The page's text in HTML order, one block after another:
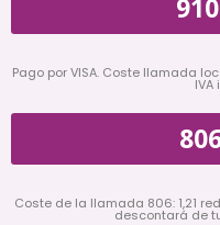
Pago por VISA. Coste llamada
IVA
Coste de la llamada 806: 1,21
descontará de